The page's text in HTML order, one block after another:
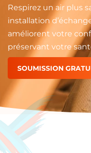
Respirez un air plus
installation
améliorent votre
préservant votre
SOUMISSION